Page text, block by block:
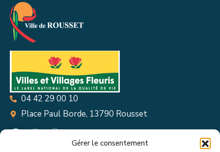
Gérer le consentement
04 42 29 00 10
Place Paul Borde, 13790 Rousset